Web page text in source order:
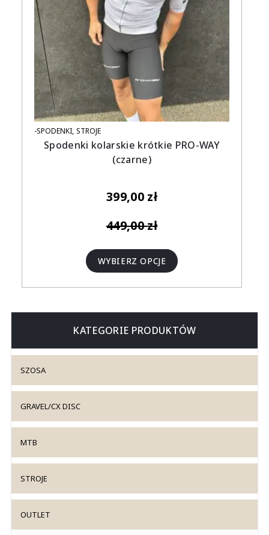
-SPODENKI STROJE
Spodenki kolarskie krótkie PRO-WAY
(czarne)
399,00 zł
449,00zł
WYBIERZ OPCJE
KATEGORIE PRODUKTÓW
SZOSA
GRAVEL/CX DISC
MTB
STROJE
OUTLET